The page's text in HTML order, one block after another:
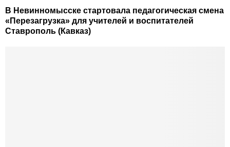
В Невинномысске стартовала педагогическая смена
«Перезагрузка» для учителей и воспитателей
Ставрополь (Кавказ)